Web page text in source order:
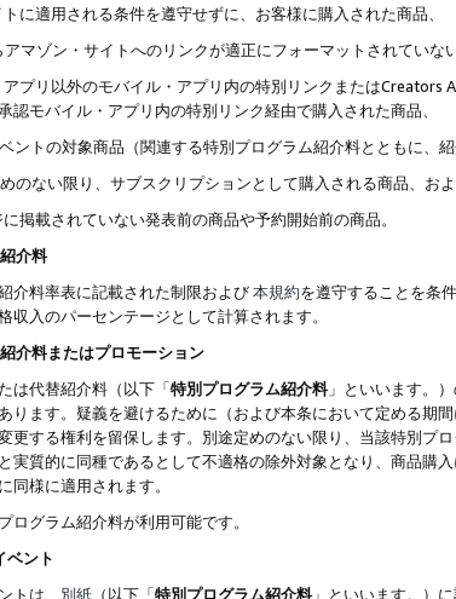
に適用される条件を遵守せずに、お客様に購入された商品、
マゾン・サイトへのリンクが適正にフォーマットされていな
プリ以外のモバイル・アプリ内の特別リンクまたは
認モバイル・アプリ内の特別リンク経由で購入された商品、
ントの対象商品（関連する特別プログラム紹介料とともに、
のない限り、サブスクリプションとして購入される商品、お
掲載されていない発表前の商品や予約開始前の商品。
介料
介料率表に記載された制限および本規約を遵守することを条件
収入のパーセンテージとして計算されます。
介料またはプロモーション
は代替紹介料（以下「特別プログラム紹介料」といいます。
ります。疑義を避けるために（および本条において定める期
更する権利を留保します。別途定めのない限り、当該特別プ
実質的に同種であるとして不適格の除外対象となり、商品購
同様に適用されます。
ログラム紹介料が利用可能です。
ベント
トは、 別紙 （以下「特別プログラム紹介料」といいます。）